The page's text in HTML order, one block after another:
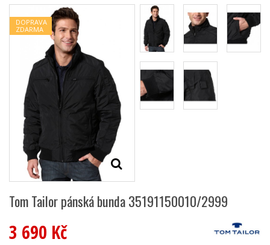
DOPRAVA
ZDARMA
Tom Tailor pánská bunda 35191150010/2999
3 690 Kč